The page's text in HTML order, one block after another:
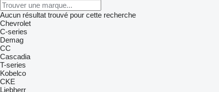
Aucun résultat trouvé pour cette recherche
Chevrolet
C-series
Demag
CC
Cascadia
T-series
Kobelco
CKE
Liebherr